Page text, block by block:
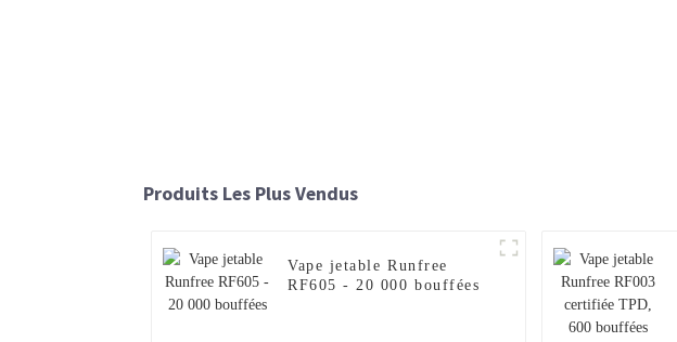
Produits Les Plus Vendus
Vape jetable Runfree
RF605 - 20 000 bouffées